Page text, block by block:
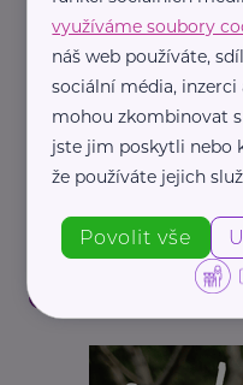
Pepa Nemrava
Jihočeský kočičák
Kuchař Pepa
využíváme soubory
náš web používáte,
sociální média,
mohou zkombinovat
jste jim poskytli nebo
že používáte jejich
Povolit vše